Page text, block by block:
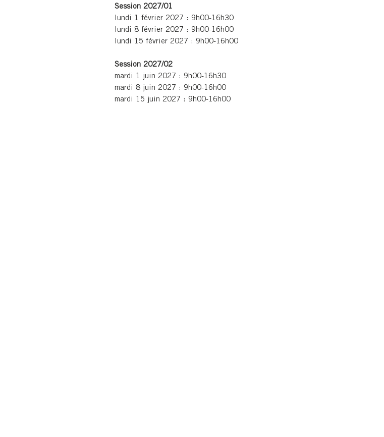
Session 2027/01
lundi 1 février 2027 : 9h00-16h30
lundi 8 février 2027 : 9h00-16h00
lundi 15 février 2027 : 9h00-16h00
Session 2027/02
mardi 1 juin 2027 : 9h00-16h30
mardi 8 juin 2027 : 9h00-16h00
mardi 15 juin 2027 : 9h00-16h00